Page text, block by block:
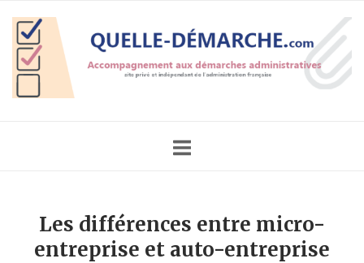
content
Home
Les différences entre micro-
entreprise et auto-entreprise